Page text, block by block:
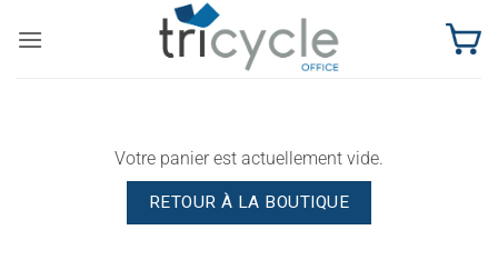
Votre panier est actuellement vide.
RETOUR À LA BOUTIQUE